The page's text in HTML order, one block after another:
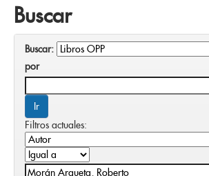
Buscar
Buscar:
por
Filtros actuales: